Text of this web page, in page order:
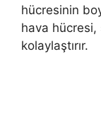
hücresinin
hava hücresi,
kolaylaştırır.